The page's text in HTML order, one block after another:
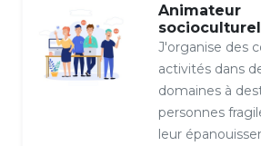
Animateur
socioculturel
J'organise des
activités dans
domaines à
personnes
leur